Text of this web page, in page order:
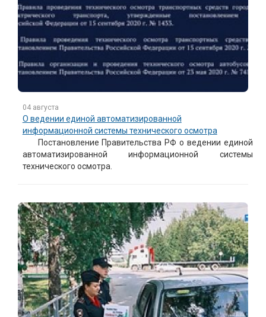
04 августа
О ведении единой автоматизированной
информационной системы технического осмотра
Постановление Правительства РФ о ведении единой
автоматизированной информационной системы
технического осмотра.